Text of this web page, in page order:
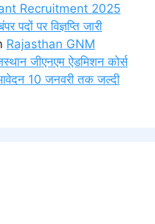
Recruitment 2025
पदों पर विज्ञप्ति जारी
Rajasthan GNM
जीएनएम ऐडमिशन कोर्स
आवेदन 10 जनवरी तक जल्दी